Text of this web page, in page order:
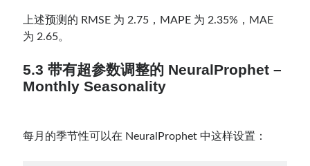
上述预测的 RMSE 为 2.75，MAPE 为 2.35%，MAE
为 2.65。
5.3 带有超参数调整的 NeuralProphet –
Monthly Seasonality
每月的季节性可以在 NeuralProphet 中这样设置：